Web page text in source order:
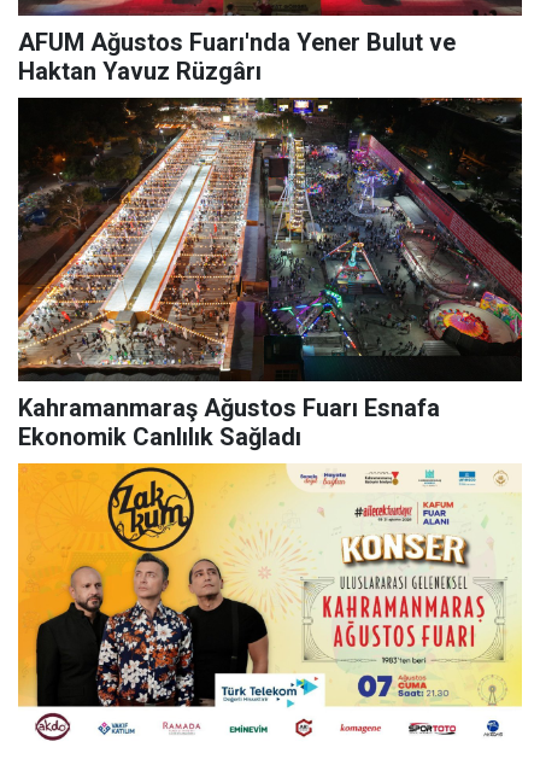
AFUM Ağustos Fuarı'nda Yener Bulut ve
Haktan Yavuz Rüzgârı
Kahramanmaraş Ağustos Fuarı Esnafa
Ekonomik Canlılık Sağladı